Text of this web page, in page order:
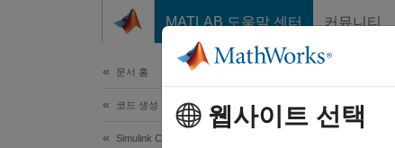
MATLAB 도움말 센터 커뮤니티
문서 홈
코드 생성
Simulink Coder
이 페
웹사이트 선택